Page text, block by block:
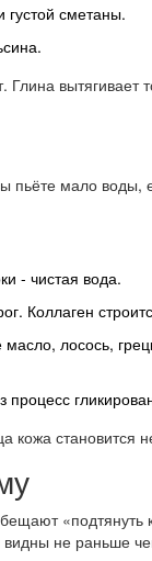
сметаны.
Глина
пьёте мало
- чистая вода.
Коллаген
лосось,
процесс
кожа становится
«подтянуть
видны не раньше